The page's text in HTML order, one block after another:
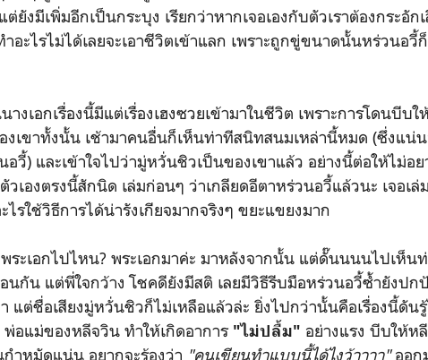
ยังมีเพิ่มอีกเป็นกระบุง เรียกว่าหากเจอเองกับตัวเราต้องกระอั
ะไรไม่ได้เลยจะเอาชีวิตเข้าแลก เพราะถูกขู่ขนาดนั้นหร่วนอวี้
อกเรื่องนี้มีแต่เรื่องเฮงซวยเข้ามาในชีวิต เพราะการโดนบีบใ
งเขาทั้งนั้น เช้ามาคนอื่นก็เห็นท่าทีสนิทสนมเหล่านี้หมด (ซึ่งแน่
วี้) และเข้าใจไปว่ามู่หวั่นชิวเป็นของเขาแล้ว อย่างนี้ต่อให้ไม่อ
เองตรงนี้สักนิด เล่มก่อนๆ ว่าเกลียดอีตาหร่วนอวี้แล้วนะ เจอเล่
ไรใช้วิธีการได้น่ารังเกียจมากจริงๆ ขยะแขยงมาก
อกไปไหน? พระเอกมาค่ะ มาหลังจากนั้น แต่ดั๊นนนนไปเห็น
นกัน แต่พี่ใจกว้าง โชคดียังมีสติ เลยมีวิธีรีบมือหร่วนอวี้ซ้ำยังป
แต่ชื่อเสียงมู่หวั่นชิวก็ไม่เหลือแล้วล่ะ ยิ่งไปกว่านั้นคือเรื่องนี้ดัน
อแม่ของหลีจวิน ทำให้เกิดอาการ "ไม่ปลื้ม" อย่างแรง บีบให้ห
กำหมัดแน่น อยากจะร้องว่า "คนเขียนทำแบบนี้ได้ไงว้าาาา"ออก